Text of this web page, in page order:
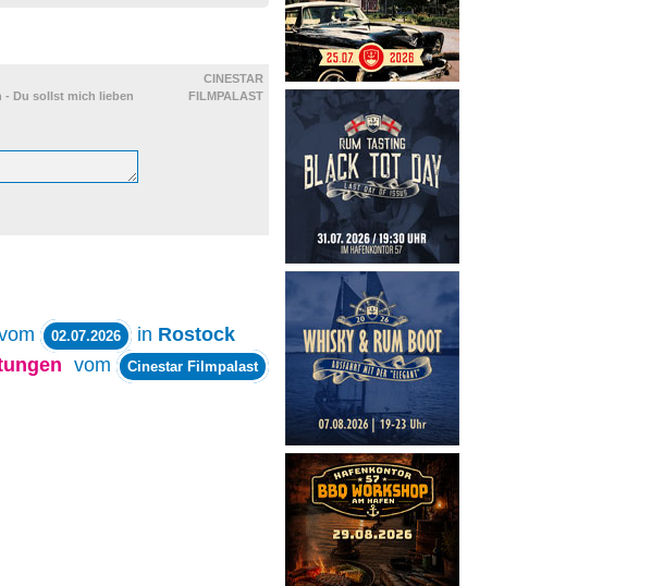
CINESTAR
FILMPALAST
02.07.2026 in Rostock
vom Cinestar Filmpalast